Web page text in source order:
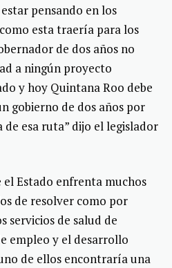
pensando en los
esta traería para los
de dos años no
a ningún proyecto
y hoy Quintana Roo debe
gobierno de dos años por
de esa ruta” dijo el legislador
el Estado enfrenta muchos
de resolver como por
servicios de salud de
empleo y el desarrollo
de ellos encontraría una